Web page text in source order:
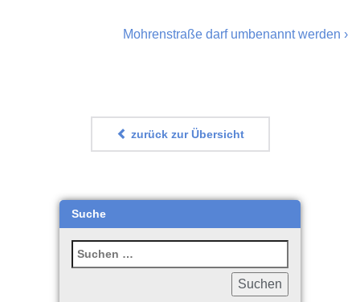
Mohrenstraße darf umbenannt werden ›
zurück zur Übersicht
Suche